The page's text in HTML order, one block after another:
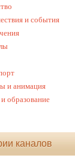
и события
и анимация
образование
каналов